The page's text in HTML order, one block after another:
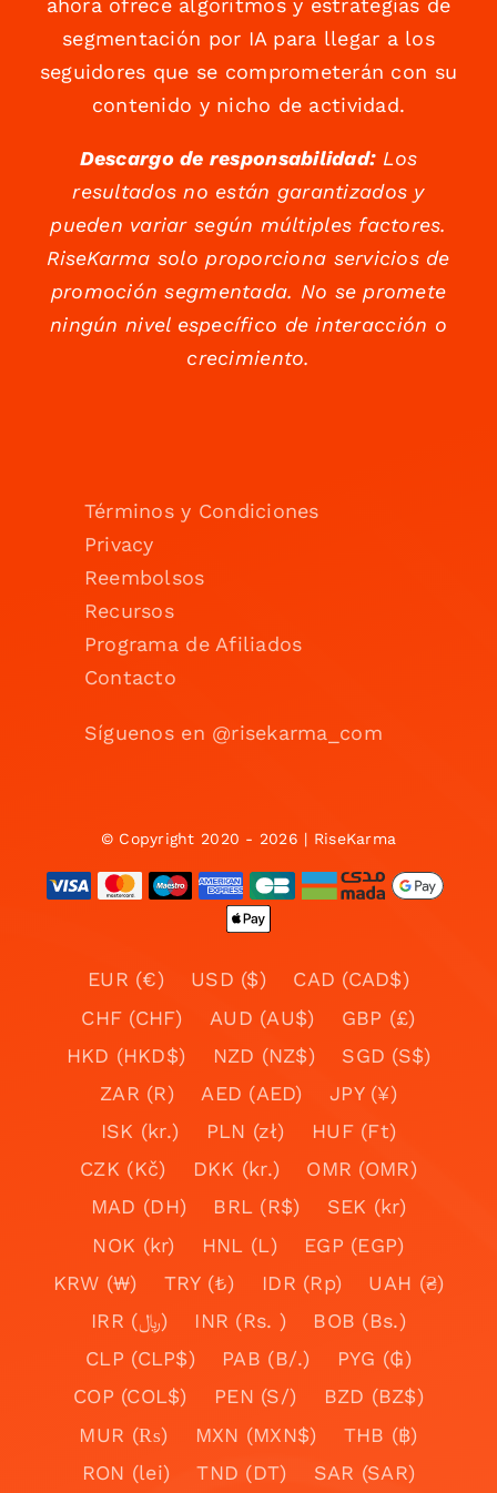
ahora ofrece algoritmos y estrategias de
segmentación por IA para llegar a los
seguidores que se comprometerán con su
contenido y nicho de actividad.
Descargo de responsabilidad:Los
resultados no están garantizados y
pueden variar según múltiples factores.
RiseKarma solo proporciona servicios de
promoción segmentada. No se promete
ningún nivel específico de interacción o
crecimiento.
Términos y Condiciones
Privacy
Reembolsos
Recursos
Programa de Afiliados
Contacto
Síguenos en @risekarma_com
© Copyright 2020 - 2026 | RiseKarma
EUR (€) USD ($)
CAD (CAD$)
CHF (CHF)
AUD (AU$)
GBP (£)
HKD (HKD$)
NZD (NZ$)
SGD (S$)
ZAR (R)
AED (AED)
JPY (¥)
ISK (kr.)
PLN (zł)
HUF (Ft)
CZK (Kč)
DKK (kr.)
OMR (OMR)
MAD (DH)
BRL (R$)
SEK (kr)
NOK (kr)
HNL (L)
EGP (EGP)
KRW (₩)
TRY (₺) IDR (Rp)
UAH (₴)
IRR (﷼)
INR (Rs. )
BOB (Bs.)
CLP (CLP$)
PAB (B/.)
PYG (₲)
COP (COL$)
PEN (S/)
BZD (BZ$)
MUR (₨)
MXN (MXN$)
THB (฿)
RON (lei)
TND (DT)
SAR (SAR)